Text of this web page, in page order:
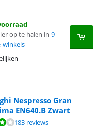
op te halen in 9
winkels
Nespresso Gran
EN640.B Zwart
op 183 reviews.
183 reviews